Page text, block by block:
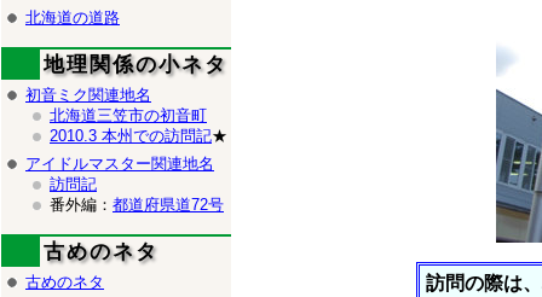
訪問の際は
北海道の道路
地理関係の小ネタ
初音ミク関連地名
北海道三笠市の初音町
2010.3 本州での訪問記★
アイドルマスター関連地名
訪問記
番外編： 都道府県道72号
古めのネタ
古めのネタ